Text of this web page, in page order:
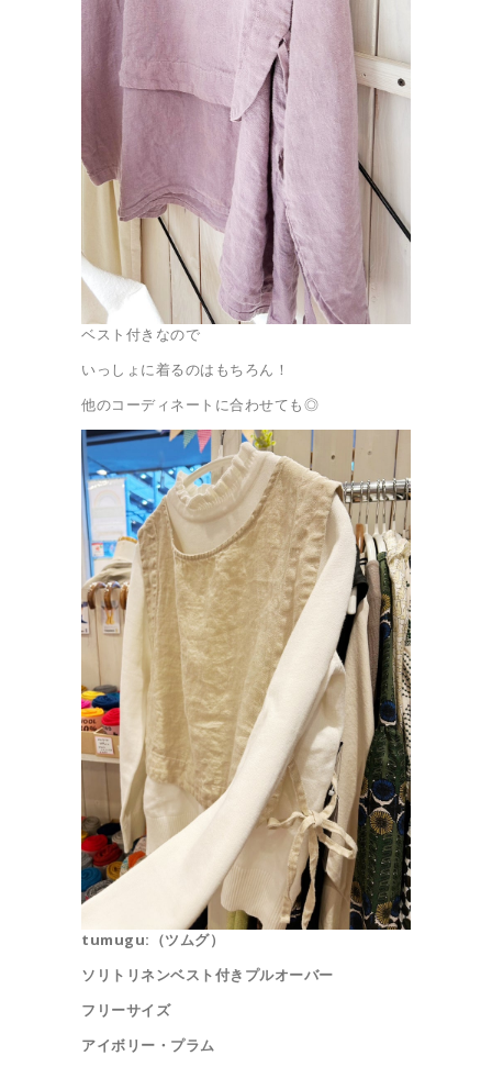
ベスト付きなので
いっしょに着るのはもちろん！
他のコーディネートに合わせても◎
tumugu:（ツムグ）
ソリトリネンベスト付きプルオーバー
フリーサイズ
アイボリー・プラム